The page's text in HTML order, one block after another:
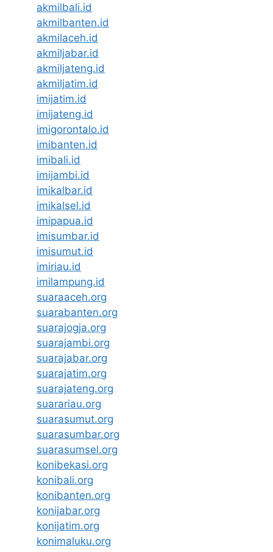
akmilbali.id
akmilbanten.id
akmilaceh.id
akmiljabar.id
akmiljateng.id
akmiljatim.id
imijatim.id
imijateng.id
imigorontalo.id
imibanten.id
imibali.id
imijambi.id
imikalbar.id
imikalsel.id
imipapua.id
imisumbar.id
imisumut.id
imiriau.id
imilampung.id
suaraaceh.org
suarabanten.org
suarajogja.org
suarajambi.org
suarajabar.org
suarajatim.org
suarajateng.org
suarariau.org
suarasumut.org
suarasumbar.org
suarasumsel.org
konibekasi.org
konibali.org
konibanten.org
konijabar.org
konijatim.org
konimaluku.org